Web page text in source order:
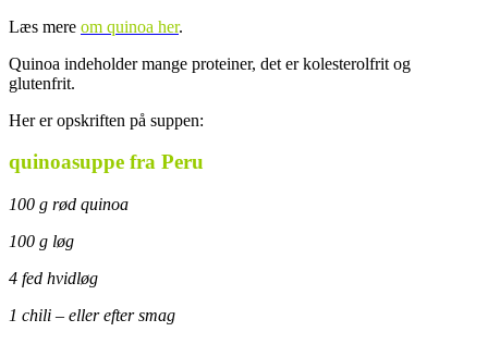
Læs mere om quinoa her.
Quinoa indeholder mange proteiner, det er kolesterolfrit og
glutenfrit.
Her er opskriften på suppen:
quinoasuppe fra Peru
100 g rød quinoa
100 g løg
4 fed hvidløg
1 chili – eller efter smag